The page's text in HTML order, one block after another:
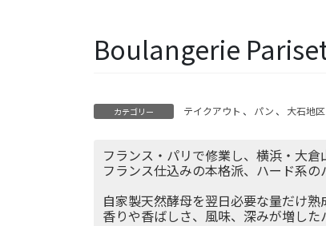
Boulangerie
カテゴリー テイクアウト 、 パン 、 大石地区
フランス・パリで修業し、横浜・大
フランス仕込みの本格派、ハード系の
自家製天然酵母を翌日必要な量だけ熟
香りや香ばしさ、風味、深みが増した